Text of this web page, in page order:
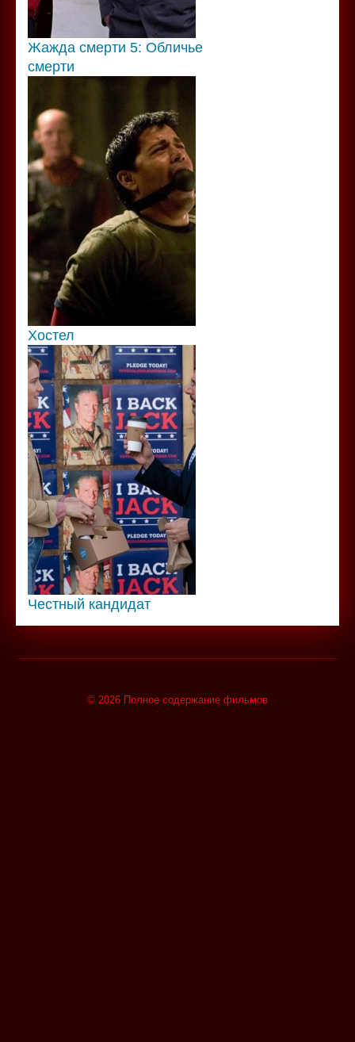
Жажда смерти 5: Обличье
смерти
Хостел
Честный кандидат
© 2026 Полное содержание фильмов